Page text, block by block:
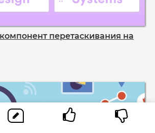
перетаскивания на